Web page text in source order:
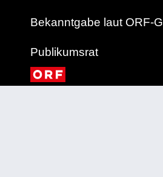
Bekanntgabe laut ORF-G
Publikumsrat